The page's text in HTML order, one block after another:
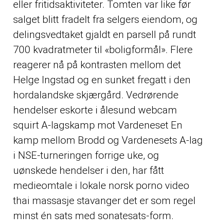
eller fritidsaktiviteter. Tomten var like før
salget blitt fradelt fra selgers eiendom, og
delingsvedtaket gjaldt en parsell på rundt
700 kvadratmeter til «boligformål». Flere
reagerer nå på kontrasten mellom det
Helge Ingstad og en sunket fregatt i den
hordalandske skjærgård. Vedrørende
hendelser eskorte i ålesund webcam
squirt A-lagskamp mot Vardeneset En
kamp mellom Brodd og Vardenesets A-lag
i NSE-turneringen forrige uke, og
uønskede hendelser i den, har fått
medieomtale i lokale norsk porno video
thai massasje stavanger det er som regel
minst én sats med sonatesats-form.